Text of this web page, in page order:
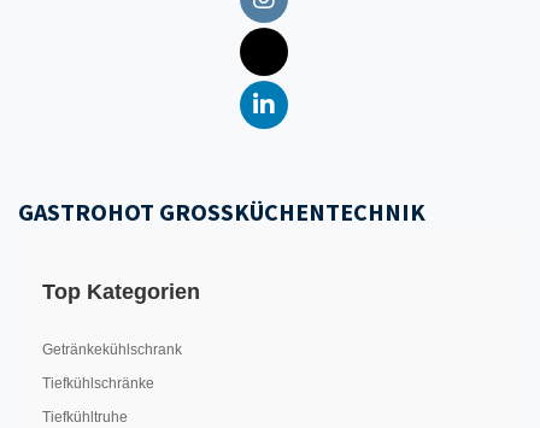
GASTROHOT GROSSKÜCHENTECHNIK
Top Kategorien
Getränkekühlschrank
Tiefkühlschränke
Tiefkühltruhe